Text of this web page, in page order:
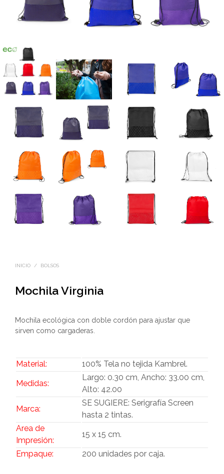
INICIO / BOLSOS
Mochila Virginia
Mochila ecológica con doble cordón para ajustar que
sirven como cargaderas.
Material: 100% Tela no tejida Kambrel.
Medidas:
Largo: 0.30 cm, Ancho: 33.00 cm,
Alto: 42.00
Marca:
SE SUGIERE: Serigrafía Screen
hasta 2 tintas.
Area de
Impresión:
15 x 15 cm.
Empaque: 200 unidades por caja.